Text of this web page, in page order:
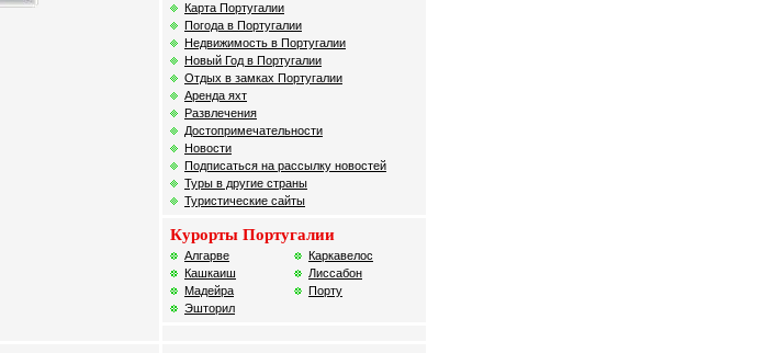
Карта Португалии
Погода в Португалии
Недвижимость в Португалии
Новый Год в Португалии
Отдых в замках Португалии
Аренда яхт
Развлечения
Достопримечательности
Новости
Подписаться на рассылку новостей
Туры в другие страны
Туристические сайты
Курорты Португалии
Алгарве
Кашкаиш
Мадейра
Эшторил
Каркавелос
Лиссабон
Порту